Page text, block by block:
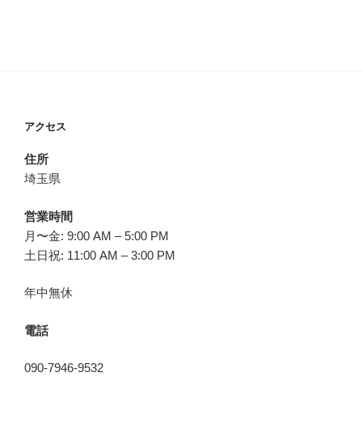
アクセス
住所
埼玉県
営業時間
月〜金: 9:00 AM – 5:00 PM
土日祝: 11:00 AM – 3:00 PM
年中無休
電話
090-7946-9532